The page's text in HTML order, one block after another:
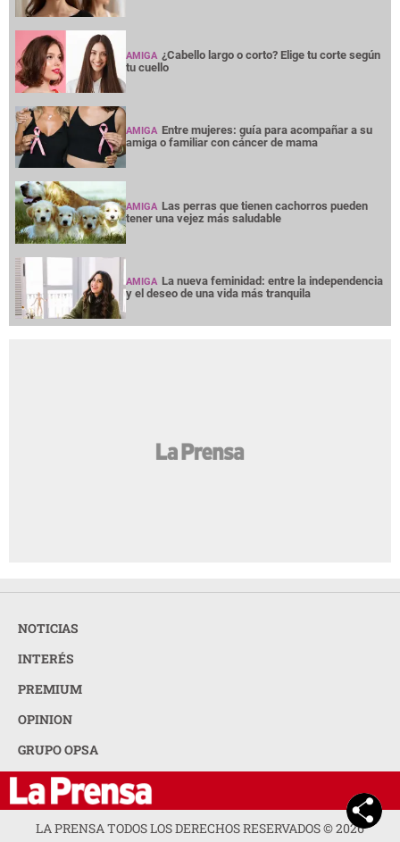
AMIGA ¿Cabello largo o corto? Elige tu corte según
tu cuello
AMIGA Entre mujeres: guía para acompañar a su
amiga o familiar con cáncer de mama
AMIGA Las perras que tienen cachorros pueden
tener una vejez más saludable
AMIGA La nueva feminidad: entre la independencia
y el deseo de una vida más tranquila
NOTICIAS
INTERÉS
PREMIUM
OPINION
GRUPO OPSA
LA PRENSA TODOS LOS DERECHOS RESERVADOS ©2026